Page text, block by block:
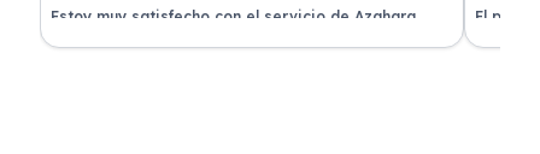
Estoy muy satisfecho con el servicio de Azahara
Renting. El coche está en perfectas condiciones y el
El
llegó